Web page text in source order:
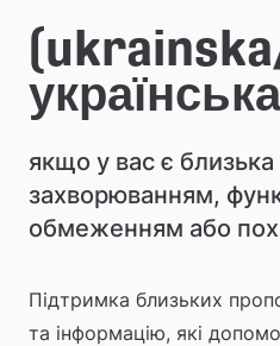
o
m
m
u
n
якщо у вас є
захворюванням,
обмеженням або
Підтримка близьких
та інформацію, які